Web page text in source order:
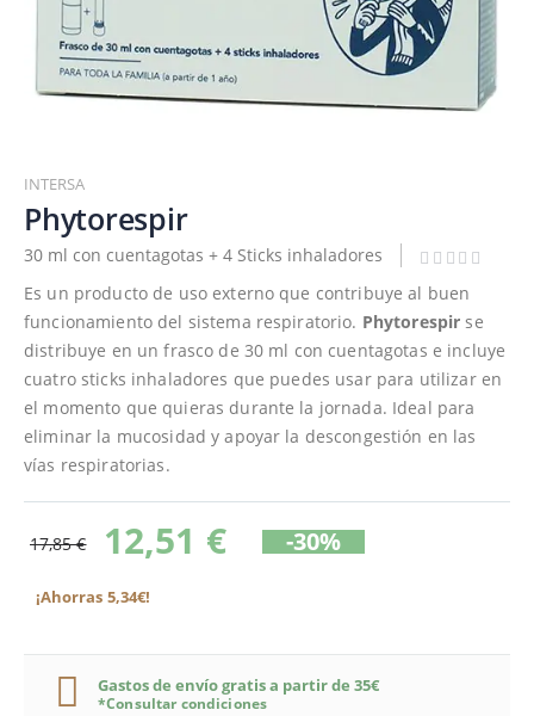
al
comienzo
de
la
galería
imágenes
INTERSA
Phytorespir
30 ml con cuentagotas + 4 Sticks inhaladores
Es un producto de uso externo que contribuye al buen
funcionamiento del sistema respiratorio. Phytorespir se
distribuye en un frasco de 30 ml con cuentagotas e incluye
cuatro sticks inhaladores que puedes usar para utilizar en
el momento que quieras durante la jornada. Ideal para
eliminar la mucosidad y apoyar la descongestión en las
vías respiratorias.
17,85 € 12,51 € -30%
¡Ahorras 5,34€!
Gastos de envío gratis a partir de 35€
*Consultar condiciones